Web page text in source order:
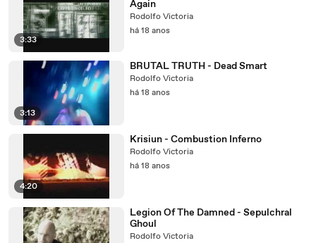
3:33
Again
Rodolfo Victoria
há 18 anos
3:13
BRUTAL TRUTH - Dead Smart
Rodolfo Victoria
há 18 anos
4:20
Krisiun - Combustion Inferno
Rodolfo Victoria
há 18 anos
Legion Of The Damned - Sepulchral
Ghoul
Rodolfo Victoria